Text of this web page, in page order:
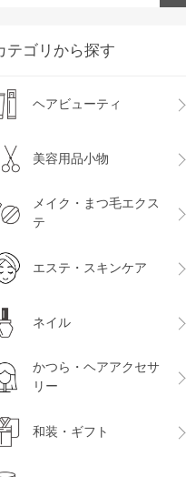
テゴリから探す
ヘアビューティ
美容用品小物
メイク・まつ毛エクス
テ
エステ・スキンケア
ネイル
かつら・ヘアアクセサ
リー
和装・ギフト